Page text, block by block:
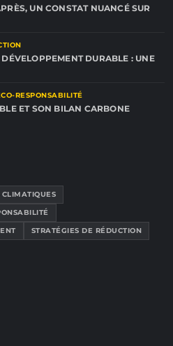
UN CONSTAT NUANCÉ SUR
DURABLE : UNE
RESPONSABILITÉ
ET SON BILAN CARBONE
STRATÉGIES DE RÉDUCTION